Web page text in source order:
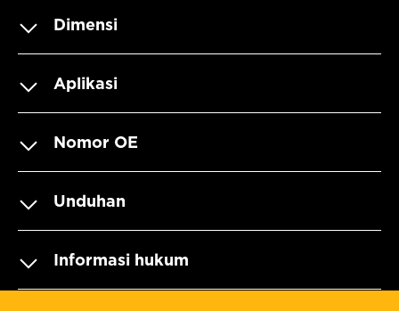
Dimensi
Aplikasi
Nomor OE
Unduhan
Informasi hukum